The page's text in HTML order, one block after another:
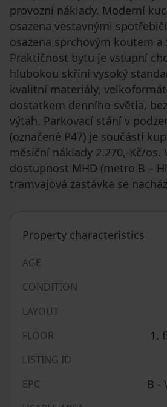
provozní náklady. Moderní
osazena vestavnými
osazena sprchovým koutem a
Praktičnost bytu je vstupní
hlubokou skříní vysoký
kvalitní materiály,
dostatkem denního světla,
výtah. Parkovací stání v
(označené P47) je součástí
měsíční náklady 2.270,-Kč/os.
dostupnost MHD (metro B –
tramvajová zastávka se
Property characteristics
AGE
CONDITION
LAYOUT
FLOOR 1.
LISTING ID
EPC B -